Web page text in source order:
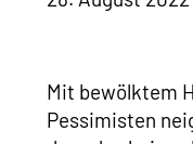
Mit bewölktem
Pessimisten